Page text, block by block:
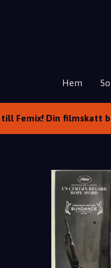
Hem
till Femix! Din filmskatt